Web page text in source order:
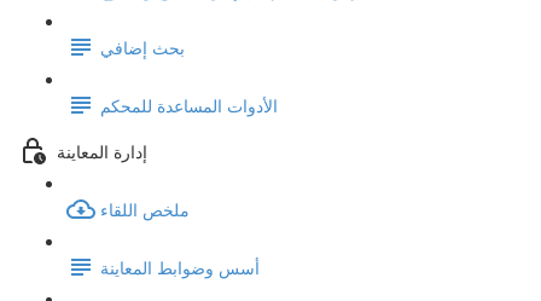
بحث إضافي
الأدوات المساعدة للمحكم
إدارة المعاينة
ملخص اللقاء
أسس وضوابط المعاينة